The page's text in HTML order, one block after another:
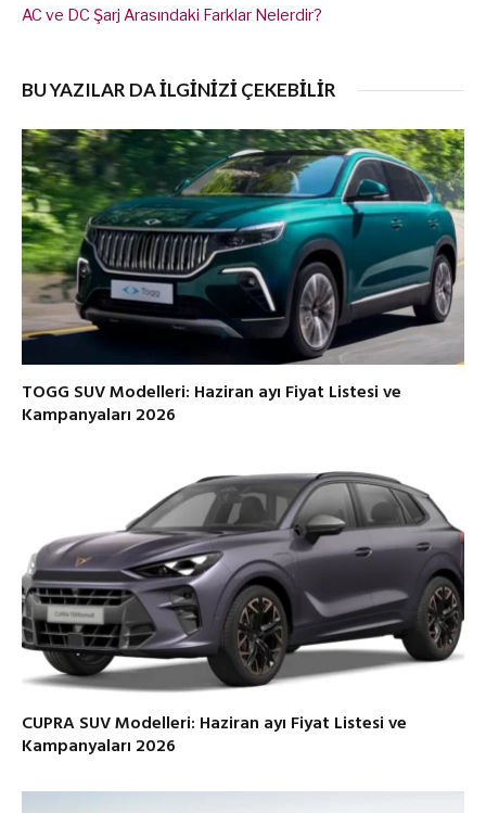
AC ve DC Şarj Arasındaki Farklar Nelerdir?
BU YAZILAR DA İLGİNİZİ ÇEKEBİLİR
TOGG SUV Modelleri: Haziran ayı Fiyat Listesi ve
Kampanyaları 2026
CUPRA SUV Modelleri: Haziran ayı Fiyat Listesi ve
Kampanyaları 2026